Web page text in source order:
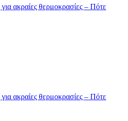
ακραίες θερμοκρασίες – Πότε
ακραίες θερμοκρασίες – Πότε